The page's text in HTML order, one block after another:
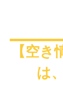
【空
は